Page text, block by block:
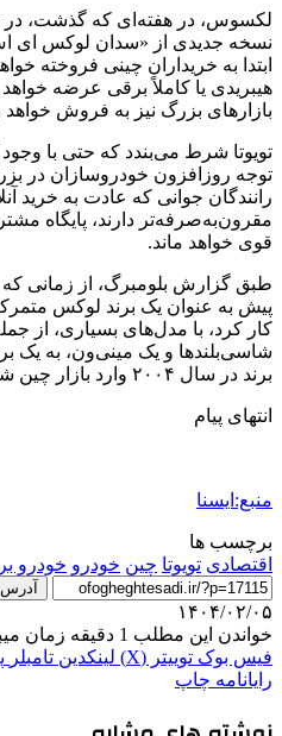
لکسوس، در هفته‌ای که گذشت، در
ابتدا به خریداران چینی فروخته
هیبریدی یا کاملاً برقی عرضه
بازارهای بزرگ نیز به فروش خواهد
تویوتا شرط می‌بندد که حتی با
توجه روزافزون خودروسازان در
رانندگان جوانی که عادت به خرید
مقرون‌به‌صرفه‌تر دارند، پایگاه
قوی خواهد ماند.
طبق گزارش بلومبرگ، از زمانی
پیش به عنوان یک برند لوکس متمرکز
کار کرد، با مدل‌های بسیاری، از
شاسی‌بلندها و یک مینی‌ون، به یک
برند در سال ۲۰۰۴ وارد بازار چین شد.
انتهای پیام
منبع:ایسنا
برچسب ها
اقتصادی تویوتا چین خودرو خودرو
۱۴۰۴/۰۲/۰۵
خواندن این مطلب 1 دقیقه زمان میبرد
فیس بوک توییتر (X) لینکدین ‫تامبلر
رایانامه چاپ